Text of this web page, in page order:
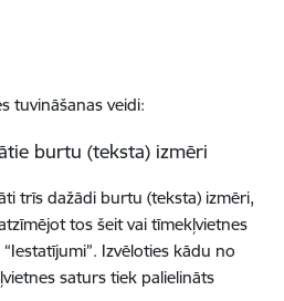
tuvināšanas veidi:
burtu (teksta) izmēri
trīs dažādi burtu (teksta) izmēri,
tos šeit vai tīmekļvietnes
Izvēloties kādu no
saturs tiek palielināts